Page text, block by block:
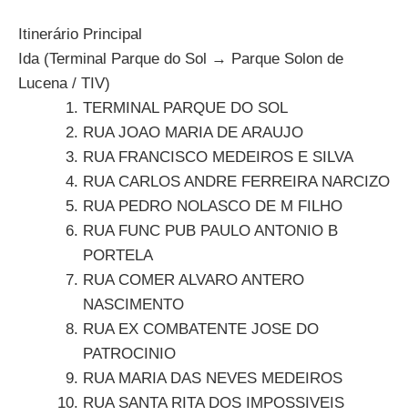
Itinerário Principal
Ida (Terminal Parque do Sol → Parque Solon de
Lucena / TIV)
TERMINAL PARQUE DO SOL
RUA JOAO MARIA DE ARAUJO
RUA FRANCISCO MEDEIROS E SILVA
RUA CARLOS ANDRE FERREIRA NARCIZO
RUA PEDRO NOLASCO DE M FILHO
RUA FUNC PUB PAULO ANTONIO B
PORTELA
RUA COMER ALVARO ANTERO
NASCIMENTO
RUA EX COMBATENTE JOSE DO
PATROCINIO
RUA MARIA DAS NEVES MEDEIROS
RUA SANTA RITA DOS IMPOSSIVEIS